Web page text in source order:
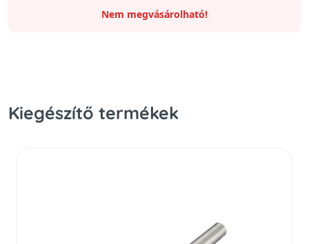
Nem megvásárolható!
Kiegészítő termékek